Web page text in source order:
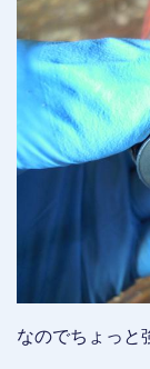
なのでちょっと